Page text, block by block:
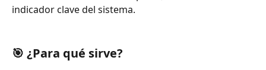
indicador clave del sistema.
🎯 ¿Para qué sirve?